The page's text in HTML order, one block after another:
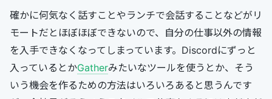
確かに何気なく話すことやランチで会話することなどがリ
モートだとほぼほぼできないので、自分の仕事以外の情報
を入手できなくなってしまっています。Discordにずっと
入っているとかGatherみたいなツールを使うとか、そう
いう機会を作るための方法はいろいろあると思うんです